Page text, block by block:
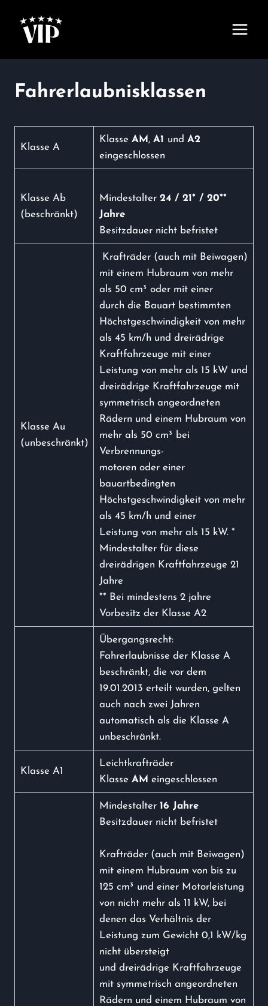
Inhalt
springen
Fahrerlaubnisklassen
Klasse A
Klasse AM , A1 und A2
eingeschlossen
Klasse Ab
(beschränkt)
Mindestalter 24 / 21* / 20**
Jahre
Besitzdauer nicht befristet
Klasse Au
(unbeschränkt)
Krafträder (auch mit Beiwagen)
mit einem Hubraum von mehr
als 50 cm³ oder mit einer
durch die Bauart bestimmten
Höchstgeschwindigkeit von mehr
als 45 km/h und dreirädrige
Kraftfahrzeuge mit einer
Leistung von mehr als 15 kW und
dreirädrige Kraftfahrzeuge mit
symmetrisch angeordneten
Rädern und einem Hubraum von
mehr als 50 cm³ bei
Verbrennungs-
motoren oder einer
bauartbedingten
Höchstgeschwindigkeit von mehr
als 45 km/h und einer
Leistung von mehr als 15 kW. *
Mindestalter für diese
dreirädrigen Kraftfahrzeuge 21
Jahre
** Bei mindestens 2 jahre
Vorbesitz der Klasse A2
Übergangsrecht:
Fahrerlaubnisse der Klasse A
beschränkt, die vor dem
19.01.2013 erteilt wurden, gelten
auch nach zwei Jahren
automatisch als die Klasse A
unbeschränkt.
Klasse A1
Leichtkrafträder
Klasse AM eingeschlossen
Mindestalter 16 Jahre
Besitzdauer nicht befristet
Krafträder (auch mit Beiwagen)
mit einem Hubraum von bis zu
125 cm³ und einer Motorleistung
von nicht mehr als 11 kW, bei
denen das Verhältnis der
Leistung zum Gewicht 0,1 kW/kg
nicht übersteigt
und dreirädrige Kraftfahrzeuge
mit symmetrisch angeordneten
Rädern und einem Hubraum von